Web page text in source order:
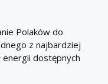
Polaków do
z najbardziej
energii dostępnych